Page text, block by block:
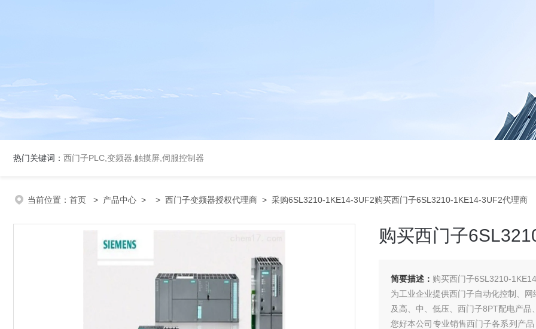
热门关键词： 西门子PLC,变频器,触摸屏,伺服控制器
当前位置： 首页 > 产品中心 > > 西门子变频器授权代理商 > 采购6SL3210-1KE14-3UF2购买西门子6SL3210-1KE14-3UF2代理商
购买西门子
简要描述： 购买西门子6SL3210-
为工业企业提供西门子自动化控制、
及高、中、低压、西门子8PT配电产
您好本公司专业销售西门子各系列产